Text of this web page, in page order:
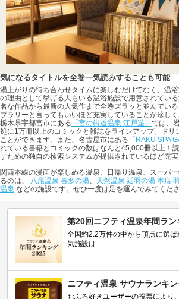
気になるタイトルを全巻一気読みすることも可能
湯上がりの待ち合わせタイムに楽しむだけでなく、温
の理由として挙げる人もいる温浴施設で用意されてい
名な作品から最新の人気作まで全巻ズラッと並んでい
ブラリーと言ってもいいほど充実していることが珍しく
栃木県宇都宮市にある 「宮の街道温泉 江戸遊」 では、
処に1万冊以上のコミックと雑誌をラインアップ。ドリ
ことができます。また、名古屋市にある 「RAKU SPA
れている書籍とコミックの数はなんと45,000冊以上！
すための独自の検索システムが提供されているほど充実
関西本線の漫画が楽しめる温泉、日帰り温泉、スーパ
るのは、 八尾温泉 喜多の湯、 天然温泉 延羽の湯 本店
温泉 などの施設です。ぜひ一度は足を運んでみてくださ
第20回ニフティ温泉年間ラ
全国約2.2万件の中から頂点に選
気施設は…
ニフティ温泉 サウナランキ
おふろ好きユーザーの投票により